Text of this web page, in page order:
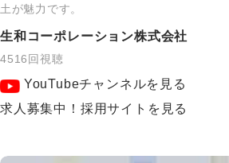
土が魅力です。
生和コーポレーション株式会社
4516回視聴
YouTubeチャンネルを見る
求人募集中！採用サイトを見る